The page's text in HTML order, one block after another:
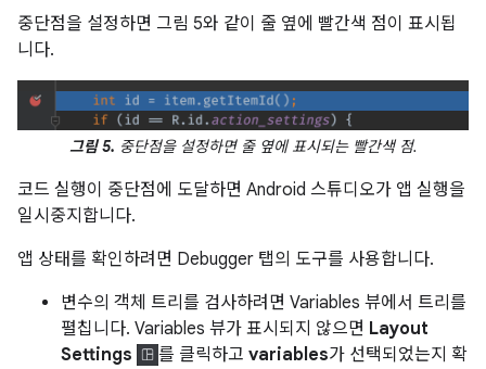
중단점을 설정하면 그림 5와 같이 줄 옆에 빨간색 점이 표시됩
니다.
그림 5. 중단점을 설정하면 줄 옆에 표시되는 빨간색 점.
코드 실행이 중단점에 도달하면 Android 스튜디오가 앱 실행을
일시중지합니다.
앱 상태를 확인하려면 Debugger 탭의 도구를 사용합니다.
변수의 객체 트리를 검사하려면 Variables 뷰에서 트리를
펼칩니다. Variables 뷰가 표시되지 않으면 Layout
Settings
를 클릭하고 variables가 선택되었는지 확